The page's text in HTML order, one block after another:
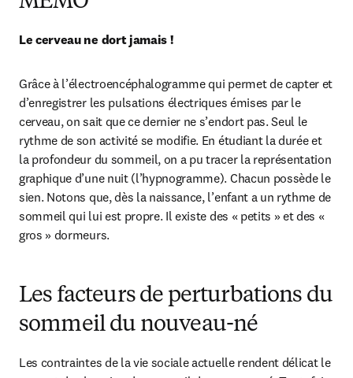
Le cerveau ne dort jamais !
Grâce à l’électroencéphalogramme qui permet de capter et
d’enregistrer les pulsations électriques émises par le
cerveau, on sait que ce dernier ne s’endort pas. Seul le
rythme de son activité se modifie. En étudiant la durée et
la profondeur du sommeil, on a pu tracer la représentation
graphique d’une nuit (l’hypnogramme). Chacun possède le
sien. Notons que, dès la naissance, l’enfant a un rythme de
sommeil qui lui est propre. Il existe des « petits » et des «
gros » dormeurs.
Les facteurs de perturbations du
sommeil du nouveau-né
Les contraintes de la vie sociale actuelle rendent délicat le